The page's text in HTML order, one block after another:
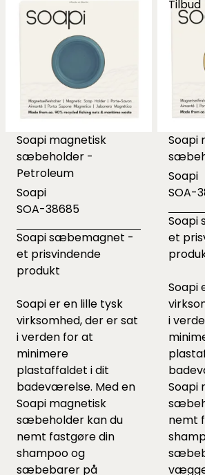
Soapi magnetisk
sæbeholder -
Petroleum
Soapi
SOA-38685
Soapi sæbemagnet -
et prisvindende
produkt
Soapi er en lille tysk
virksomhed, der er sat
i verden for at
minimere
plastaffaldet i dit
badeværelse. Med en
Soapi magnetisk
sæbeholder kan du
nemt fastgøre din
shampoo og
sæbebarer på
Tilbud
Soapi
Soapi
SOA-
Soapi
et
Soapi
i
Soapi
nemt